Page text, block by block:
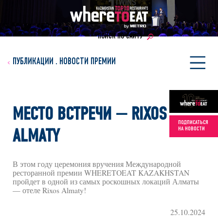
ПОИСК ПО САЙТУ
ПОДПИСАТЬСЯ
НА НОВОСТИ
ПУБЛИКАЦИИ . НОВОСТИ ПРЕМИИ
МЕСТО ВСТРЕЧИ — RIXOS
ALMATY
В этом году церемония вручения Международной
ресторанной премии WHERETOEAT KAZAKHSTAN
пройдет в одной из самых роскошных локаций Алматы
— отеле Rixos Almaty!
25.10.2024